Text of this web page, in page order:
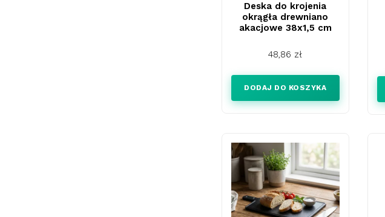
Deska do krojenia
okrągła drewniano
akacjowe 38x1,5 cm
Cena
48,86 zł
DODAJ DO KOSZYKA